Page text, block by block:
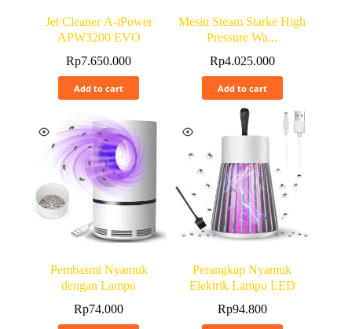
Jet Cleaner A-iPower
APW3200 EVO
Rp7.650.000
Add to cart
Mesin Steam Starke High
Pressure Wa...
Rp4.025.000
Add to cart
Pembasmi Nyamuk
dengan Lampu
Rp74.000
Perangkap Nyamuk
Elektrik Lampu LED
Rp94.800